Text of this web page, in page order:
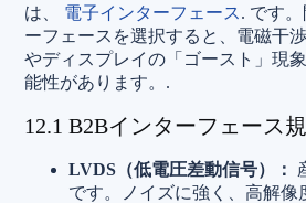
は、 電子インターフェース. です
ーフェースを選択すると、電磁干
やディスプレイの「ゴースト」現
能性があります。.
12.1 B2Bインターフェース
LVDS（低電圧差動信号）：
です。ノイズに強く、高解像